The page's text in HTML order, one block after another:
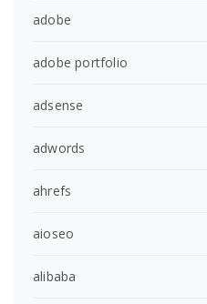
adobe
adobe portfolio
adsense
adwords
ahrefs
aioseo
alibaba